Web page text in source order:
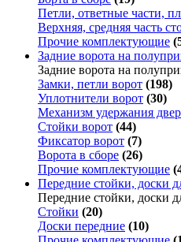
Петли, ответные части,
Верхняя, средняя часть
Прочие комплектующие
Задние ворота на
Задние ворота на
Замки, петли ворот (198)
Уплотнители ворот (30)
Механизм удержания
Стойки ворот (44)
Фиксатор ворот (7)
Ворота в сборе (26)
Прочие комплектующие
Передние стойки, доски
Передние стойки, доски
Стойки (20)
Доски передние (10)